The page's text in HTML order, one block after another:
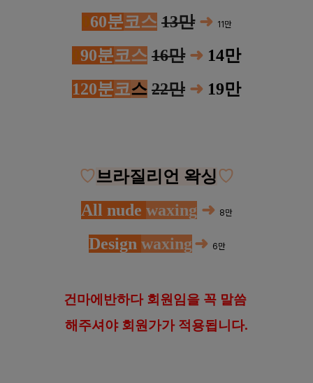
60분코스 13만 ➜ 11만
90분코스 16만 ➜ 14만
120분코스 22만 ➜ 19만
♡브라질리언 왁싱♡
All nude waxing ➜ 8만
Design waxing➜ 6만
건마에반하다 회원임을 꼭 말씀
해 주셔야 회원가가 적용됩니다.